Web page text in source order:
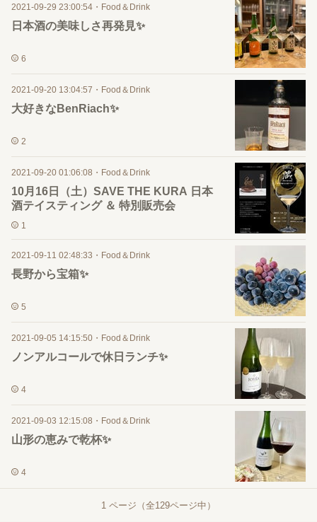
2021-09-29 23:00:54 ・ Food＆Drink
日本酒の美味しさ再発見✨
6
2021-09-20 13:04:57 ・ Food＆Drink
大好きなBenRiach✨
2
2021-09-20 01:06:08 ・ Food＆Drink
10月16日（土）SAVE THE KURA 日本
酒テイスティング ＆ 特別販売会
1
2021-09-11 02:48:33 ・ Food＆Drink
長野から宝箱✨
5
2021-09-05 14:15:50 ・ Food＆Drink
ノンアルコールで休日ランチ✨
4
2021-09-03 12:15:08 ・ Food＆Drink
山形の恵みで乾杯✨
4
1 ページ（全129ページ中）